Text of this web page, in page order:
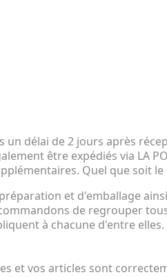
délai de 2 jours après
être expédiés via LA
Quel que soit
et d'emballage
de regrouper
à chacune d'entre
et vos articles sont